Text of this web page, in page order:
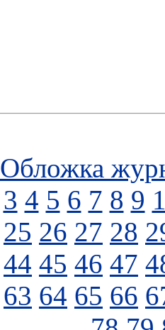
Обложка
3 4 5 6 7 8 9
25 26 27 28
44 45 46 47
63 64 65 66